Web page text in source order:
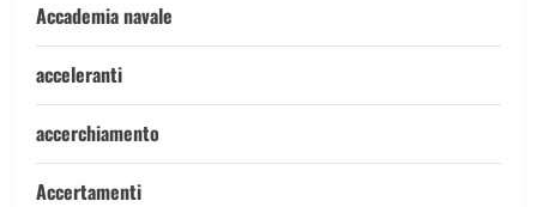
Accademia navale
acceleranti
accerchiamento
Accertamenti